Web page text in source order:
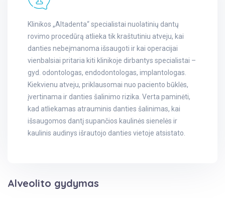
Klinikos „Altadenta“ specialistai nuolatinių dantų
rovimo procedūrą atlieka tik kraštutiniu atveju, kai
danties nebeįmanoma išsaugoti ir kai operacijai
vienbalsiai pritaria kiti klinikoje dirbantys specialistai –
gyd. odontologas, endodontologas, implantologas.
Kiekvienu atveju, priklausomai nuo paciento būklės,
įvertinama ir danties šalinimo rizika. Verta paminėti,
kad atliekamas atrauminis danties šalinimas, kai
išsaugomos dantį supančios kaulinės sienelės ir
kaulinis audinys išrautojo danties vietoje atsistato.
Alveolito gydymas